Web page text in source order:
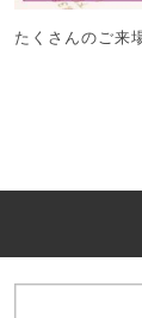
たくさんのご来